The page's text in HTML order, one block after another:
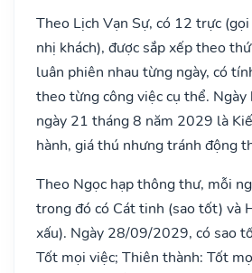
Theo Lịch Vạn Sự, có 12 trực
nhị khách), được sắp xếp theo
luân phiên nhau từng ngày, có
theo từng công việc cụ thể. Ngày
ngày 21 tháng 8 năm 2029 là
hành, giá thú nhưng tránh động
Theo Ngọc hạp thông thư, mỗi
trong đó có Cát tinh (sao tốt) và
xấu). Ngày 28/09/2029, có sao
Tốt mọi việc; Thiên thành: Tốt